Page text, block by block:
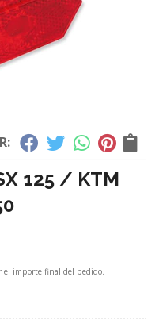
125 / KTM
el importe final del pedido.